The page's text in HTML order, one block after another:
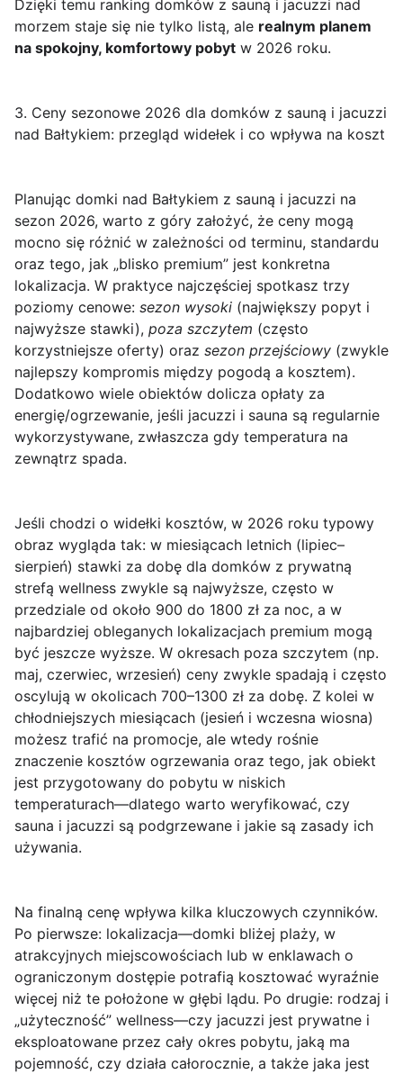
Dzięki temu ranking domków z sauną i jacuzzi nad
morzem staje się nie tylko listą, ale realnym planem
na spokojny, komfortowy pobyt w 2026 roku.
3. Ceny sezonowe 2026 dla domków z sauną i jacuzzi
nad Bałtykiem: przegląd widełek i co wpływa na koszt
Planując domki nad Bałtykiem z sauną i jacuzzi na
sezon 2026, warto z góry założyć, że ceny mogą
mocno się różnić w zależności od terminu, standardu
oraz tego, jak „blisko premium” jest konkretna
lokalizacja. W praktyce najczęściej spotkasz trzy
poziomy cenowe: sezon wysoki (największy popyt i
najwyższe stawki), poza szczytem (często
korzystniejsze oferty) oraz sezon przejściowy (zwykle
najlepszy kompromis między pogodą a kosztem).
Dodatkowo wiele obiektów dolicza opłaty za
energię/ogrzewanie, jeśli jacuzzi i sauna są regularnie
wykorzystywane, zwłaszcza gdy temperatura na
zewnątrz spada.
Jeśli chodzi o widełki kosztów, w 2026 roku typowy
obraz wygląda tak: w miesiącach letnich (lipiec–
sierpień) stawki za dobę dla domków z prywatną
strefą wellness zwykle są najwyższe, często w
przedziale od około 900 do 1800 zł za noc, a w
najbardziej obleganych lokalizacjach premium mogą
być jeszcze wyższe. W okresach poza szczytem (np.
maj, czerwiec, wrzesień) ceny zwykle spadają i często
oscylują w okolicach 700–1300 zł za dobę. Z kolei w
chłodniejszych miesiącach (jesień i wczesna wiosna)
możesz trafić na promocje, ale wtedy rośnie
znaczenie kosztów ogrzewania oraz tego, jak obiekt
jest przygotowany do pobytu w niskich
temperaturach—dlatego warto weryfikować, czy
sauna i jacuzzi są podgrzewane i jakie są zasady ich
używania.
Na finalną cenę wpływa kilka kluczowych czynników.
Po pierwsze: lokalizacja—domki bliżej plaży, w
atrakcyjnych miejscowościach lub w enklawach o
ograniczonym dostępie potrafią kosztować wyraźnie
więcej niż te położone w głębi lądu. Po drugie: rodzaj i
„użyteczność” wellness—czy jacuzzi jest prywatne i
eksploatowane przez cały okres pobytu, jaką ma
pojemność, czy działa całorocznie, a także jaka jest